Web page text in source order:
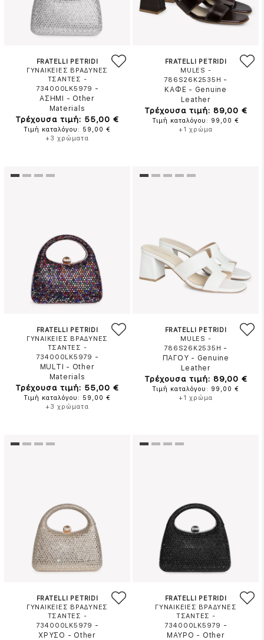
FRATELLI PETRIDI
ΓΥΝΑΙΚΕΙΕΣ ΒΡΑΔΥΝΕΣ
ΤΣΑΝΤΕΣ -
734000LK5979 -
ΑΣΗΜΙ
- Other
Materials
Τρέχουσα τιμή: 55,00 €
Τιμή καταλόγου: 59,00 €
+3 χρώματα
FRATELLI PETRIDI
MULES -
786S26K2535H -
ΚΑΦΕ - Genuine
Leather
Τρέχουσα τιμή: 89,00 €
Τιμή καταλόγου: 99,00 €
+1 χρώμα
FRATELLI PETRIDI
ΓΥΝΑΙΚΕΙΕΣ ΒΡΑΔΥΝΕΣ
ΤΣΑΝΤΕΣ -
734000LK5979 -
MULTI
- Other
Materials
Τρέχουσα τιμή: 55,00 €
Τιμή καταλόγου: 59,00 €
+3 χρώματα
FRATELLI PETRIDI
MULES -
786S26K2535H -
ΠΑΓΟΥ - Genuine
Leather
Τρέχουσα τιμή: 89,00 €
Τιμή καταλόγου: 99,00 €
+1 χρώμα
FRATELLI PETRIDI
ΓΥΝΑΙΚΕΙΕΣ ΒΡΑΔΥΝΕΣ
ΤΣΑΝΤΕΣ -
734000LK5979 -
ΧΡΥΣΟ - Other
FRATELLI PETRIDI
ΓΥΝΑΙΚΕΙΕΣ ΒΡΑΔΥΝΕΣ
ΤΣΑΝΤΕΣ -
734000LK5979 -
ΜΑΥΡΟ - Other